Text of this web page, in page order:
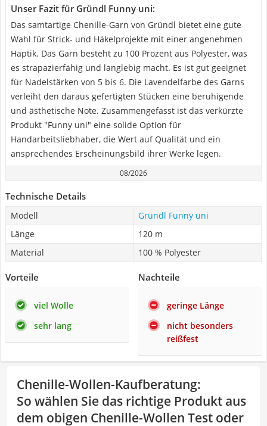
Unser Fazit für Gründl Funny uni:
Das samtartige Chenille-Garn von Gründl bietet eine gute
Wahl für Strick- und Häkelprojekte mit einer angenehmen
Haptik. Das Garn besteht zu 100 Prozent aus Polyester, was
es strapazierfähig und langlebig macht. Es ist gut geeignet
für Nadelstärken von 5 bis 6. Die Lavendelfarbe des Garns
verleiht den daraus gefertigten Stücken eine beruhigende
und ästhetische Note. Zusammengefasst ist das verkürzte
Produkt "Funny uni" eine solide Option für
Handarbeitsliebhaber, die Wert auf Qualität und ein
ansprechendes Erscheinungsbild ihrer Werke legen.
08/2026
Technische Details
Modell
Gründl Funny uni
Länge
120 m
Material
100 % Polyester
Vorteile
viel Wolle
sehr lang
Nachteile
geringe Länge
nicht besonders
reißfest
Chenille-Wollen-Kaufberatung:
So wählen Sie das richtige Produkt aus
dem obigen Chenille-Wollen Test oder